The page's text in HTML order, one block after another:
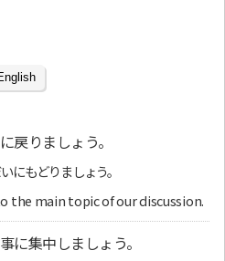
戻りましょう。
にもどりましょう。
the main topic of our discussion.
に集中しましょう。